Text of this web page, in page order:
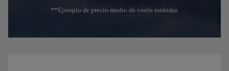
**Ejemplo de precio medio de vuelo estándar.